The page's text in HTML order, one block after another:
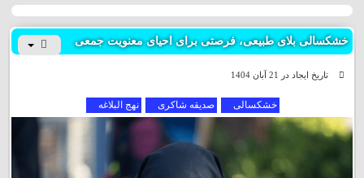
خشکسالی بلای طبیعی، فرصتی برای احیای معنویت جمعی
تاریخ ایجاد در 21 آبان 1404
خشکسالی صدیقه شاکری نهج البلاغه